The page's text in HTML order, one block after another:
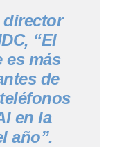
director
“El
es más
de
en la
año”.